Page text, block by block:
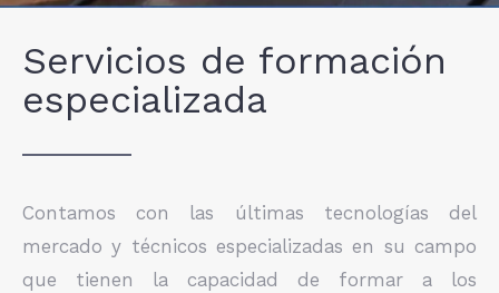
Servicios de formación
especializada
Contamos con las últimas tecnologías del
mercado y técnicos especializadas en su campo
que tienen la capacidad de formar a los